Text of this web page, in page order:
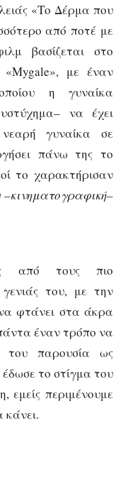
«Το Δέρμα που
από ποτέ με
βασίζεται στο
«Mygale», με έναν
η γυναίκα
να έχει
γυναίκα σε
πάνω της το
το χαρακτήρισαν
από τους πιο
του, με την
φτάνει στα άκρα
έναν τρόπο να
του παρουσία ως
το στίγμα του
εμείς περιμένουμε
κάνει.